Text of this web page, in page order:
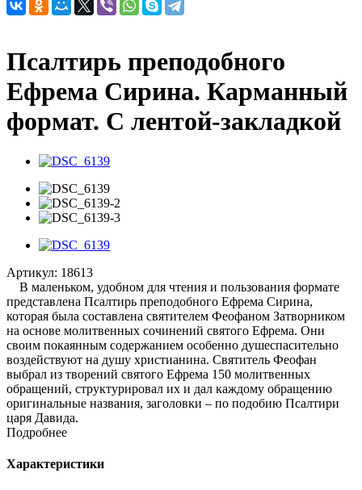
Псалтирь преподобного
Ефрема Сирина. Карманный
формат. С лентой-закладкой
Артикул: 18613
В маленьком, удобном для чтения и пользования формате
представлена Псалтирь преподобного Ефрема Сирина,
которая была составлена святителем Феофаном Затворником
на основе молитвенных сочинений святого Ефрема. Они
своим покаянным содержанием особенно душеспасительно
воздействуют на душу христианина. Святитель Феофан
выбрал из творений святого Ефрема 150 молитвенных
обращений, структурировал их и дал каждому обращению
оригинальные названия, заголовки – по подобию Псалтири
царя Давида.
Подробнее
Характеристики